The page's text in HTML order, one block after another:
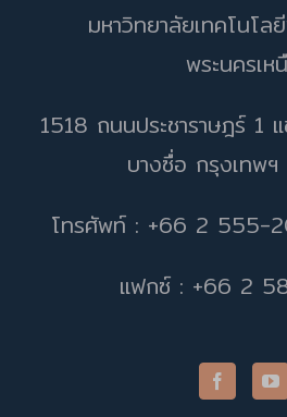
มหาวิทยาลัยเทคโนโล
พระนครเห
1518 ถนนประชาราษฎร์ 1
บางซื่อ กรุงเทพ
โทรศัพท์ : +66 2
แฟกซ์ : +66 2